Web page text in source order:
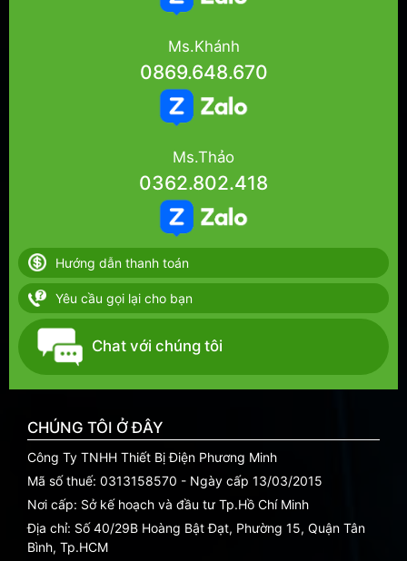
Ms.Khánh
0869.648.670
Ms.Thảo
0362.802.418
Hướng dẫn thanh toán
Yêu cầu gọi lại cho bạn
Chat với chúng tôi
CHÚNG TÔI Ở ĐÂY
Công Ty TNHH Thiết Bị Điện Phương Minh
Mã số thuế: 0313158570 - Ngày cấp 13/03/2015
Nơi cấp: Sở kế hoạch và đầu tư Tp.Hồ Chí Minh
Địa chỉ: Số 40/29B Hoàng Bật Đạt, Phường 15, Quận Tân
Bình, Tp.HCM